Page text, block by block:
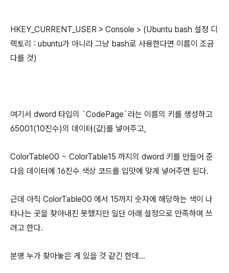
HKEY_CURRENT_USER > Console > (Ubuntu bash 설정 디
렉토리 : ubuntu가 아니라 그냥 bash로 사용한다면 이름이 조금
다를 것)
여기서 dword 타입의 `CodePage`라는 이름의 키를 생성하고
65001(10진수)의 데이터(값)를 넣어주고,
ColorTable00 ~ ColorTable15 까지의 dword 키를 만들어 준
다음 데이터에 16진수 색상 코드를 입맛에 맞게 넣어주면 된다.
근데 아직 ColorTable00 에서 15까지 숫자에 해당하는 색이 나
타나는 곳을 찾아내진 못했지만 일단 아래 설정으로 만족하며 쓰
려고 한다.
분명 누가 찾아놓은 게 있을 것 같긴 한데...